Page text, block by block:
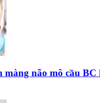
màng não mô cầu BC